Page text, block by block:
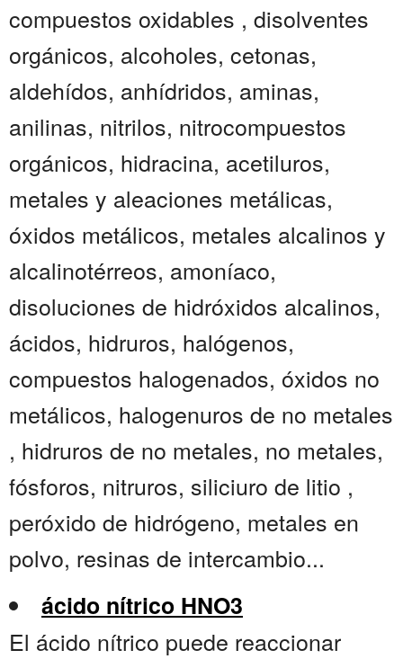
compuestos oxidables , disolventes
orgánicos, alcoholes, cetonas,
aldehídos, anhídridos, aminas,
anilinas, nitrilos, nitrocompuestos
orgánicos, hidracina, acetiluros,
metales y aleaciones metálicas,
óxidos metálicos, metales alcalinos y
alcalinotérreos, amoníaco,
disoluciones de hidróxidos alcalinos,
ácidos, hidruros, halógenos,
compuestos halogenados, óxidos no
metálicos, halogenuros de no metales
, hidruros de no metales, no metales,
fósforos, nitruros, siliciuro de litio ,
peróxido de hidrógeno, metales en
polvo, resinas de intercambio...
ácido nítrico HNO3
El ácido nítrico puede reaccionar